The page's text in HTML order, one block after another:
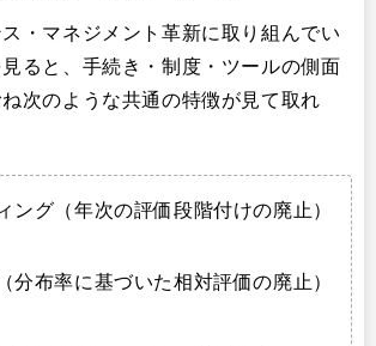
・マネジメント革新に取り組んでい
ると、手続き・制度・ツールの側面
次のような共通の特徴が見て取れ
ング（年次の評価段階付けの廃止）​
分布率に基づいた相対評価の廃止）